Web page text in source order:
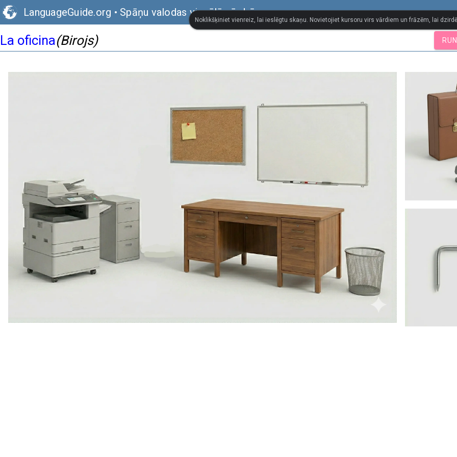
LanguageGuide.org • Spāņu valodas vizuālā vārdnīca
La oficina(Birojs)
Noklikšķiniet vienreiz, lai ieslēgtu skaņu. Novietojiet kursoru virs vārdiem un frāzēm, lai